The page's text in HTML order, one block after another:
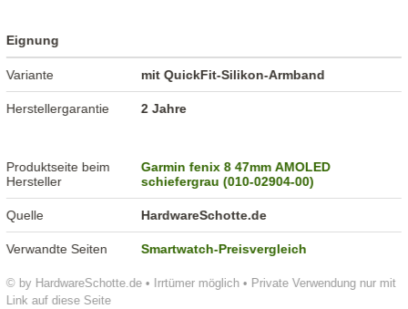
© by HardwareSchotte.de • Irrtümer möglich • Private Verwendung nur mit
Link auf diese Seite
Eignung
Variante mit QuickFit-Silikon-Armband
Herstellergarantie 2 Jahre
Produktseite beim
Hersteller
Garmin fenix 8 47mm AMOLED
schiefergrau (010-02904-00)
Quelle HardwareSchotte.de
Verwandte Seiten Smartwatch-Preisvergleich